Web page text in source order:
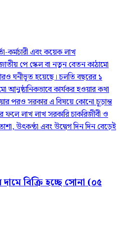
কর্মচারী এবং কয়েক লাখ
পে স্কেল বা নতুন বেতন কাঠামো
ঘনীভূত হয়েছে। চলতি বছরের ১
কার্যকর হওয়ার কথা
পরও সরকার এ বিষয়ে কোনো চূড়ান্ত
ফলে লাখ লাখ সরকারি চাকরিজীবী ও
উৎকণ্ঠা এবং উদ্বেগ দিন দিন বেড়েই
বিক্রি হচ্ছে সোনা (০৫